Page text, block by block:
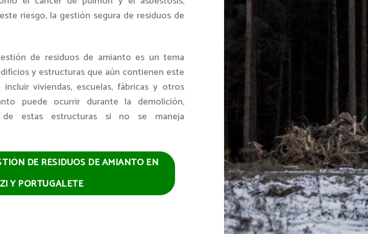
riesgo, la gestión segura de residuos de
de residuos de amianto es un tema
y estructuras que aún contienen este
viviendas, escuelas, fábricas y otros
puede ocurrir durante la demolición,
de estas estructuras si no se maneja
DE RESIDUOS DE AMIANTO EN
Y PORTUGALETE